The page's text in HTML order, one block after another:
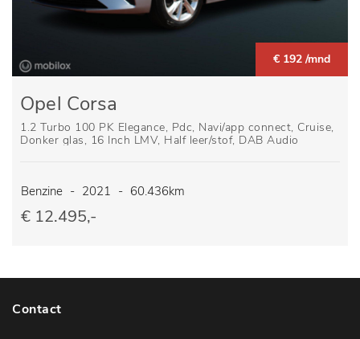
€ 192 /mnd
Opel Corsa
1.2 Turbo 100 PK Elegance, Pdc, Navi/app connect, Cruise,
Donker glas, 16 Inch LMV, Half leer/stof, DAB Audio
Benzine - 2021 - 60.436km
€ 12.495,-
Contact